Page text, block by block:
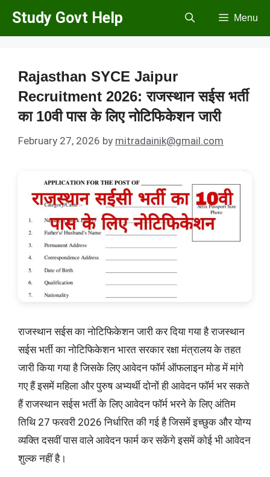
Skip
Study Govt Help Menu
Rajasthan SYCE Jaipur
Recruitment 2026: राजस्थान सईस भर्ती
का 10वी पास के लिए नोटिफिकेशन जारी
February 27, 2026 by mitradainik@gmail.com
राजस्थान सईस का नोटिफिकेशन जारी कर दिया गया है राजस्थान
सईस भर्ती का नोटिफिकेशन भारत सरकार रक्षा मंत्रालय के तहत
जारी किया गया है जिसके लिए आवेदन फॉर्म ऑफलाइन मोड में मांगे
गए हैं इसमें महिला और पुरुष अभ्यर्थी दोनों ही आवेदन फॉर्म भर सकते
हैं राजस्थान सईस भर्ती के लिए आवेदन फॉर्म भरने के लिए अंतिम
तिथि 27 फरवरी 2026 निर्धारित की गई है जिसमें इच्छुक और योग्य
व्यक्ति दसवीं पास वाले आवेदन फार्म कर सकेंगे इसमें कोई भी आवेदन
शुल्क नहीं है।